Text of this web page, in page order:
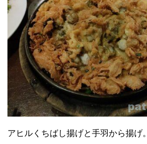
アヒルくちばし揚げと手羽から揚げ。